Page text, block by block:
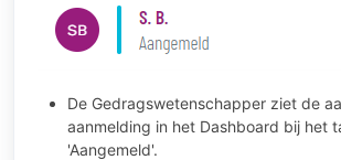
De Gedragswetenschapper ziet de
aanmelding in het Dashboard bij het
'Aangemeld'.